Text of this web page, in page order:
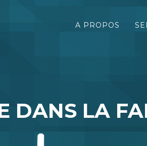
A PROPOS
DANS LA